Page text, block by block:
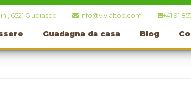
+41 91
info@vivialtop.com
6521 Giubiasco
Guadagna da casa Blog